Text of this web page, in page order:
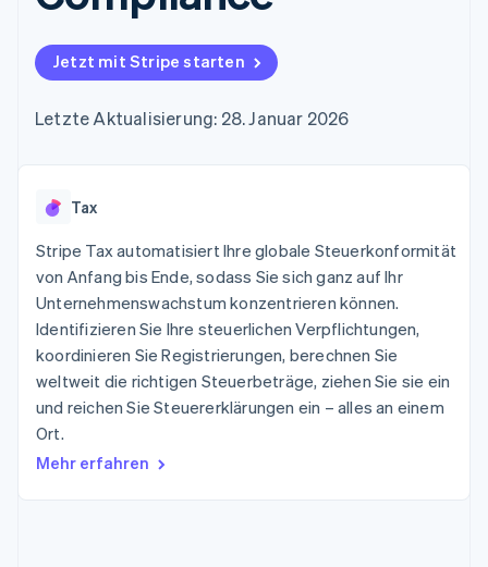
Zugriff auf mehr als
125
Terminal
Zahlungen vor Ort
Boost
Autorisierungsraten
Beschleunigter
Financial
Connections
Verbundene
Finanzdaten
Data Pipeline
Mehr
Product roadmap
Ausblick
Radar
Geldmanagement
SaaS
Bewirtung, Reisen und
Freizeit
Versicherungen
Medien und
Unterhaltung
Gemeinnützige
Organisationen
Fachdienstleistungen
Öffentlicher Sektor
Ecosystem
Marktplatz auf
Abonnementverwaltung
nutzungsbasierte
Abrechnung um
Karten ausgeben: So
Diensten mit Agenten
Ressourcen
App-Integrationen
Code-Beispiele
Entwickler-Blog
Stripe Sessions
Karriere
Stripe Press
kontaktieren
Partner werden
Jetzt mit Stripe starten
Letzte Aktualisierung: 28. Januar 2026
Tax
Stripe Tax automatisiert Ihre globale Steuerkonformität
von Anfang bis Ende, sodass Sie sich ganz auf Ihr
Unternehmenswachstum konzentrieren können.
Identifizieren Sie Ihre steuerlichen Verpflichtungen,
koordinieren Sie Registrierungen, berechnen Sie
weltweit die richtigen Steuerbeträge, ziehen Sie sie ein
und reichen Sie Steuererklärungen ein – alles an einem
Ort.
Mehr erfahren